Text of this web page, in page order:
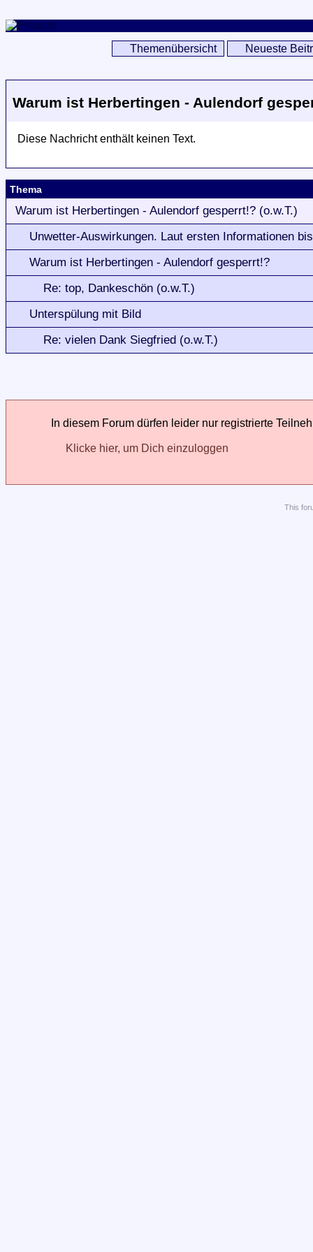
Themenübersicht Neueste
Warum ist Herbertingen - Aulendorf
Diese Nachricht enthält keinen Text.
Thema
Warum ist Herbertingen - Aulendorf gesperrt!? (o.w.T.)
Unwetter-Auswirkungen. Laut ersten Informationen
Warum ist Herbertingen - Aulendorf gesperrt!?
Re: top, Dankeschön (o.w.T.)
Unterspülung mit Bild
Re: vielen Dank Siegfried (o.w.T.)
In diesem Forum dürfen leider nur registrierte
Klicke hier, um Dich einzuloggen
This